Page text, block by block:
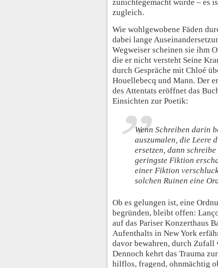
zunichtegemacht wurde – es
zugleich.
Wie wohlgewobene Fäden
dabei lange
Wegweiser scheinen sie ihm
die er nicht versteht Seine
durch Gespräche mit Chloé
Houellebecq und Mann. Der
des Attentats eröffnet das
Einsichten zur Poetik:
Wenn Schreiben darin
auszumalen, die Leere
ersetzen, dann
geringste Fiktion
einer Fiktion
solchen Ruinen eine
Ob es gelungen ist, eine
begründen, bleibt offen:
auf das Pariser Konzerthaus
Aufenthalts in New York
davor bewahren, durch Zufall
Dennoch kehrt das Trauma
hilflos, fragend, ohnmächtig